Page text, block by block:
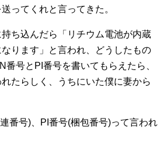
ってくれと言ってきた。
ち込んだら「リチウム電池が内蔵
ります」と言われ、どうしたもの
番号とPI番号を書いてもらえたら、
たらしく、うちにいた僕に妻から
番号)、PI番号(梱包番号)って言われ